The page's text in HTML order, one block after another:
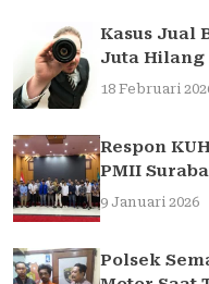
Kasus Jual
Juta Hilang
18 Februari
Respon
PMII
Sarasehan
9 Januari 2026
Polsek